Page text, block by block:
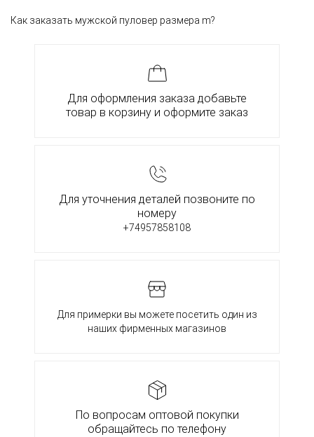
Как заказать мужской пуловер размера m?
Для оформления заказа добавьте
товар в корзину и оформите заказ
Для уточнения деталей позвоните по
номеру
+74957858108
Для примерки вы можете посетить один из
наших фирменных магазинов
По вопросам оптовой покупки
обращайтесь по телефону